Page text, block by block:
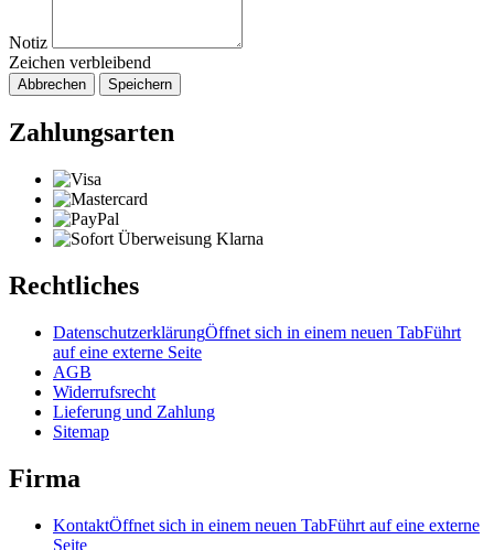
Notiz
Zeichen verbleibend
Abbrechen Speichern
Zahlungsarten
Rechtliches
DatenschutzerklärungÖffnet sich in einem neuen TabFührt
auf eine externe Seite
AGB
Widerrufsrecht
Lieferung und Zahlung
Sitemap
Firma
KontaktÖffnet sich in einem neuen TabFührt auf eine externe
Seite